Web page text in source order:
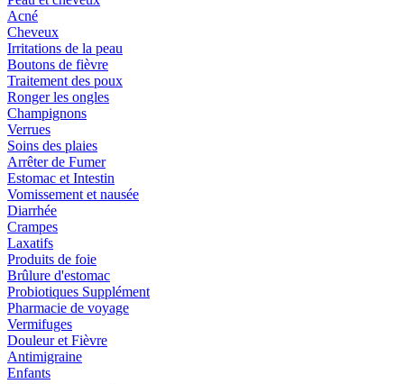
Acné
Cheveux
Irritations de la peau
Boutons de fièvre
Traitement des poux
Ronger les ongles
Champignons
Verrues
Soins des plaies
Arrêter de Fumer
Estomac et Intestin
Vomissement et nausée
Diarrhée
Crampes
Laxatifs
Produits de foie
Brûlure d'estomac
Probiotiques Supplément
Pharmacie de voyage
Vermifuges
Douleur et Fièvre
Antimigraine
Enfants